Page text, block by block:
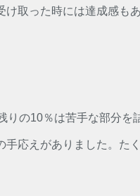
取った時には達成感も
りの10％は苦手な部分を
応えがありました。た